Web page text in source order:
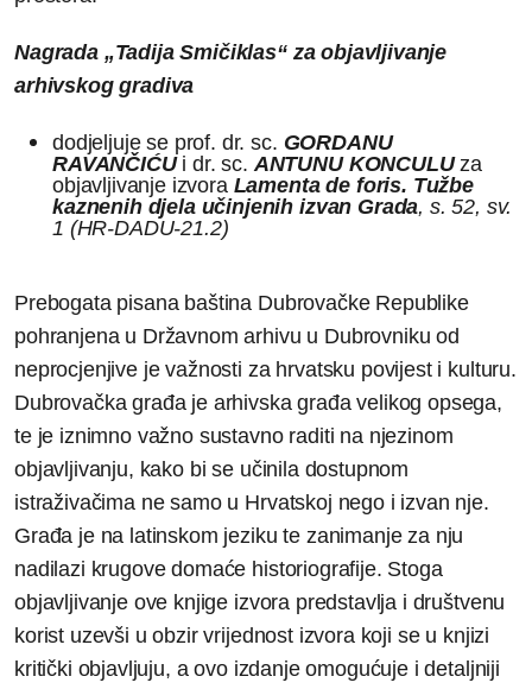
Nagrada „Tadija Smičiklas“ za objavljivanje
arhivskog gradiva
dodjeljuje se prof. dr. sc. GORDANU
RAVANČIĆU i dr. sc.ANTUNU KONCULUza
objavljivanje izvora Lamenta de foris. Tužbe
kaznenih djela učinjenih izvan Grada, s. 52, sv.
1 (HR-DADU-21.2)
Prebogata pisana baština Dubrovačke Republike
pohranjena u Državnom arhivu u Dubrovniku od
neprocjenjive je važnosti za hrvatsku povijest i kulturu.
Dubrovačka građa je arhivska građa velikog opsega,
te je iznimno važno sustavno raditi na njezinom
objavljivanju, kako bi se učinila dostupnom
istraživačima ne samo u Hrvatskoj nego i izvan nje.
Građa je na latinskom jeziku te zanimanje za nju
nadilazi krugove domaće historiografije. Stoga
objavljivanje ove knjige izvora predstavlja i društvenu
korist uzevši u obzir vrijednost izvora koji se u knjizi
kritički objavljuju, a ovo izdanje omogućuje i detaljniji